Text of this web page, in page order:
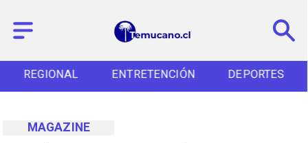
REGIONAL ENTRETENCIÓN DEPORTES
MAGAZINE